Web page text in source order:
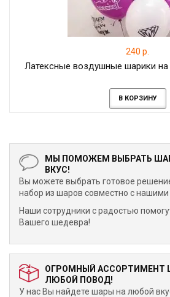
240 р.
Латексные воздушные шарики на
В КОРЗИНУ
МЫ ПОМОЖЕМ ВЫБРАТЬ
ВКУС!
Вы можете выбрать готовое
набор из шаров совместно с
Наши сотрудники с радостью
Вашего шедевра!
ОГРОМНЫЙ АССОРТИМЕНТ
ЛЮБОЙ ПОВОД!
У нас Вы найдете шары на любой